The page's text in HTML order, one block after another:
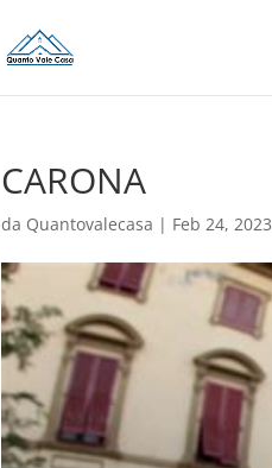
CARONA
da Quantovalecasa | Feb 24, 2023